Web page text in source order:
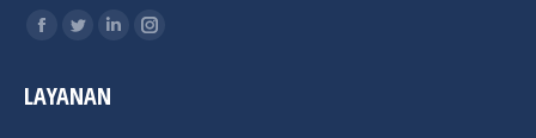
Find us on:
Facebook
opens
Twitter
opens
LinkedinInstagram
LAYANAN